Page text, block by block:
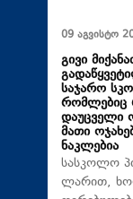
09 აგვისტო
გივი
საჯარო
რომლებიც
დაუცველი
მათი
ნაკლებია
სასკოლო
ლარით,